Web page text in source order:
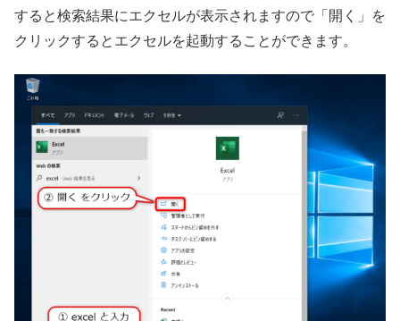
すると検索結果にエクセルが表示されますので「開く」を
クリックするとエクセルを起動することができます。